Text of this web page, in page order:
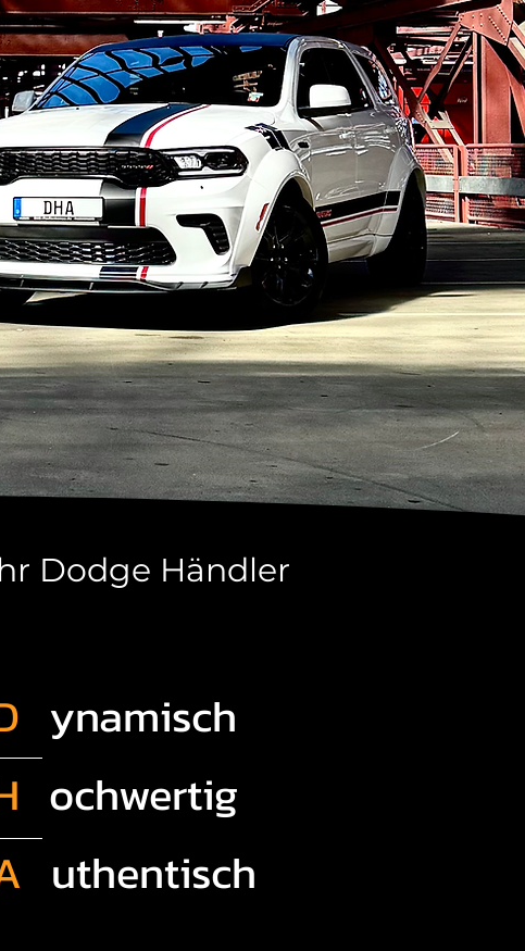
Dodge Händler
ynamisch
ochwertig
uthentisch